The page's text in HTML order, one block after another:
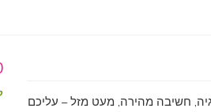
חשיבה מהירה, מעט מזל – עליכם